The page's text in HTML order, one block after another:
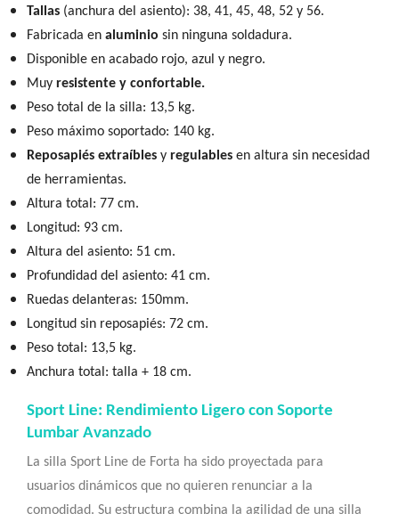
Tallas (anchura del asiento): 38, 41, 45, 48, 52 y 56.
Fabricada en aluminio sin ninguna soldadura.
Disponible en acabado rojo, azul y negro.
Muy resistente y confortable.
Peso total de la silla: 13,5 kg.
Peso máximo soportado: 140 kg.
Reposapiés extraíbles y regulables en altura sin necesidad
de herramientas.
Altura total: 77 cm.
Longitud: 93 cm.
Altura del asiento: 51 cm.
Profundidad del asiento: 41 cm.
Ruedas delanteras: 150mm.
Longitud sin reposapiés: 72 cm.
Peso total: 13,5 kg.
Anchura total: talla + 18 cm.
Sport Line: Rendimiento Ligero con Soporte
Lumbar Avanzado
La silla Sport Line de Forta ha sido proyectada para
usuarios dinámicos que no quieren renunciar a la
comodidad. Su estructura combina la agilidad de una silla